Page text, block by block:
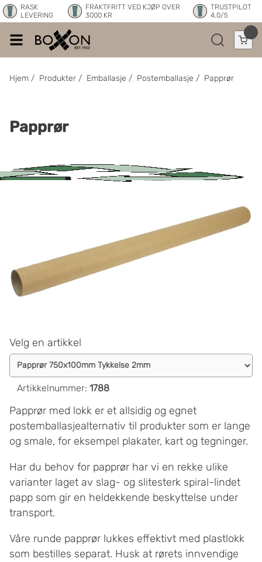
RASK
LEVERING
FRAKTFRITT VED KJØP OVER
3000 KR
TRUSTPILOT
4.0/5
Hjem / Produkter / Emballasje / Postemballasje / Papprør
Papprør
Velg en artikkel
Artikkelnummer: 1788
Papprør med lokk er et allsidig og egnet
postemballasjealternativ til produkter som er lange
og smale, for eksempel plakater, kart og tegninger.
Har du behov for papprør har vi en rekke ulike
varianter laget av slag- og slitesterk spiral-lindet
papp som gir en heldekkende beskyttelse under
transport.
Våre runde papprør lukkes effektivt med plastlokk
som bestilles separat. Husk at rørets innvendige